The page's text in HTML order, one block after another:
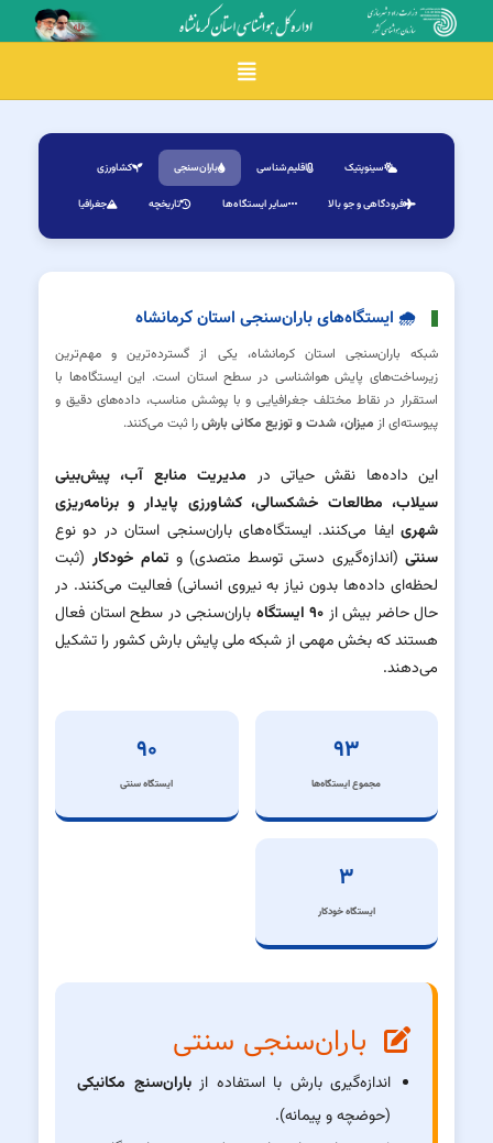
Toggle navigation
سینوپتیک اقلیم‌شناسی باران‌سنجی کشاورزی
فرودگاهی و جو بالا سایر ایستگاه‌ها تاریخچه جغرافیا
🌧 ایستگاه‌های باران‌سنجی استان کرمانشاه
شبکه باران‌سنجی استان کرمانشاه، یکی از گسترده‌ترین و مهم‌ترین
زیرساخت‌های پایش هواشناسی در سطح استان است. این ایستگاه‌ها با
استقرار در نقاط مختلف جغرافیایی و با پوشش مناسب، داده‌های دقیق و
پیوسته‌ای از میزان، شدت و توزیع مکانی بارشرا ثبت می‌کنند.
این داده‌ها نقش حیاتی در مدیریت منابع آب، پیش‌بینی
سیلاب، مطالعات خشکسالی، کشاورزی پایدار و برنامه‌ریزی
شهری ایفا می‌کنند. ایستگاه‌های باران‌سنجی استان در دو نوع
سنتی (اندازه‌گیری دستی توسط متصدی) و تمام خودکار(ثبت
لحظه‌ای داده‌ها بدون نیاز به نیروی انسانی) فعالیت می‌کنند. در
حال حاضر بیش از ۹۰ ایستگاه
باران‌سنجی در سطح استان فعال
هستند که بخش مهمی از شبکه ملی پایش بارش کشور را تشکیل
می‌دهند.
۹۳
مجموع ایستگاه‌ها
۹۰
ایستگاه سنتی
۳
ایستگاه خودکار
باران‌سنجی سنتی
اندازه‌گیری بارش با استفاده ازباران‌سنج مکانیکی
(حوضچه و پیمانه).